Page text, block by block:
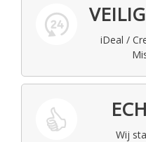
iDeal /
Wij